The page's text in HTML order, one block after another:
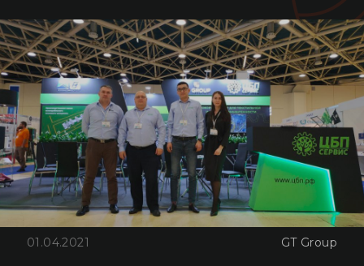
01.04.2021 GT Group